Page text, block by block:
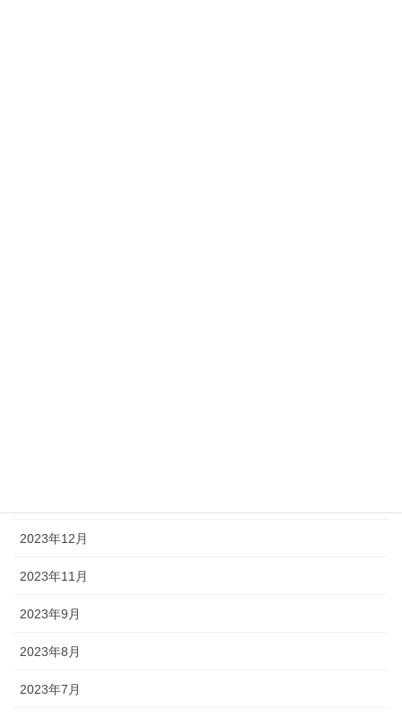
2023年12月
2023年11月
2023年9月
2023年8月
2023年7月